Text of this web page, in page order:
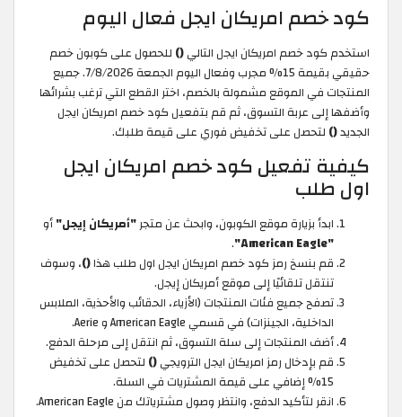
كود خصم امريكان ايجل فعال اليوم
استخدم كود خصم امريكان ايجل التالي() للحصول على كوبون خصم
حقيقي بقيمة 15% مجرب وفعال اليوم الجمعة 7/8/2026. جميع
المنتجات في الموقع مشمولة بالخصم، اختر القطع التي ترغب بشرائها
وأضفها إلى عربة التسوق، ثم قم بتفعيل كود خصم امريكان ايجل
الجديد() لتحصل على تخفيض فوري على قيمة طلبك.
كيفية تفعيل كود خصم امريكان ايجل
اول طلب
ابدأ بزيارة موقع الكوبون، وابحث عن متجر"أمريكان إيجل"أو
"American Eagle"
.
قم بنسخ رمز كود خصم امريكان ايجل اول طلب هذا()، وسوف
تنتقل تلقائيًا إلى موقع أمريكان إيجل.
تصفح جميع فئات المنتجات (الأزياء، الحقائب والأحذية، الملابس
الداخلية، الجينزات) في قسمي American Eagle و Aerie.
أضف المنتجات إلى سلة التسوق، ثم انتقل إلى مرحلة الدفع.
قم بإدخال رمز امريكان ايجل الترويجي() لتحصل على تخفيض
15% إضافي على قيمة المشتريات في السلة.
انقر لتأكيد الدفع، وانتظر وصول مشترياتك من American Eagle.